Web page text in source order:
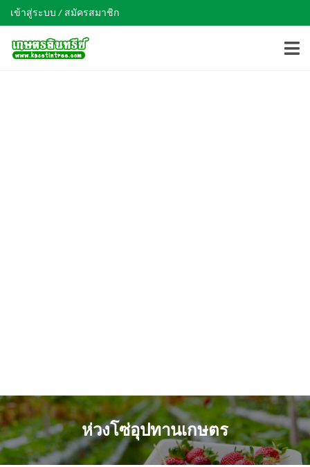
เข้าสู่ระบบ / สมัครสมาชิก
ห่วงโซ่อุปทานเกษตร